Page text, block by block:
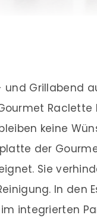
Grillabend
Raclette
keine
der
Sie
In den
integrierten